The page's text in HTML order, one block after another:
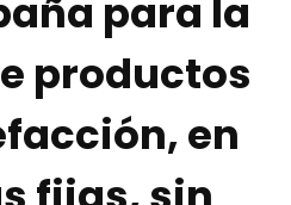
para la
productos
en